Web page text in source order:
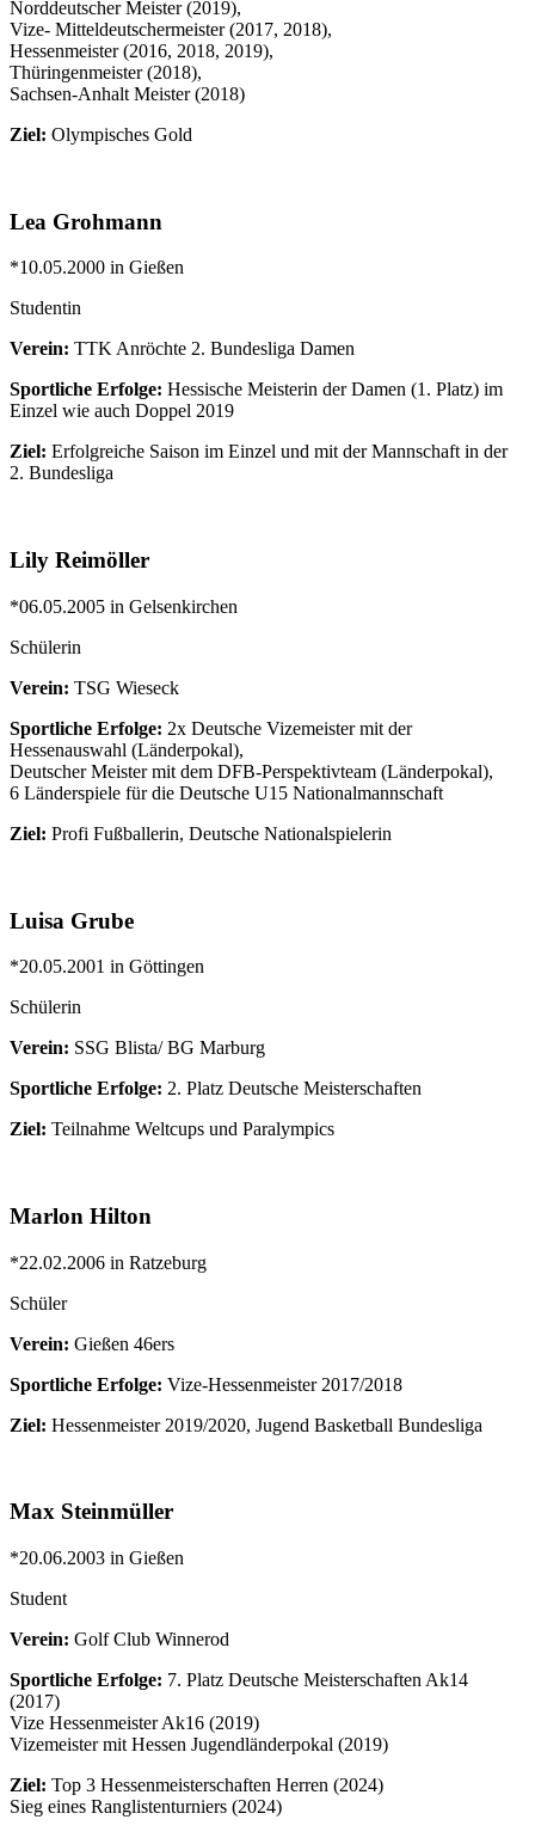
Norddeutscher Meister (2019),
Vize- Mitteldeutschermeister (2017, 2018),
Hessenmeister (2016, 2018, 2019),
Thüringenmeister (2018),
Sachsen-Anhalt Meister (2018)
Ziel: Olympisches Gold
Lea Grohmann
*10.05.2000 in Gießen
Studentin
Verein: TTK Anröchte 2. Bundesliga Damen
Sportliche Erfolge: Hessische Meisterin der Damen (1. Platz) im
Einzel wie auch Doppel 2019
Ziel: Erfolgreiche Saison im Einzel und mit der Mannschaft in der
2. Bundesliga
Lily Reimöller
*06.05.2005 in Gelsenkirchen
Schülerin
Verein: TSG Wieseck
Sportliche Erfolge: 2x Deutsche Vizemeister mit der
Hessenauswahl (Länderpokal),
Deutscher Meister mit dem DFB-Perspektivteam (Länderpokal),
6 Länderspiele für die Deutsche U15 Nationalmannschaft
Ziel: Profi Fußballerin, Deutsche Nationalspielerin
Luisa Grube
*20.05.2001 in Göttingen
Schülerin
Verein: SSG Blista/ BG Marburg
Sportliche Erfolge: 2. Platz Deutsche Meisterschaften
Ziel: Teilnahme Weltcups und Paralympics
Marlon Hilton
*22.02.2006 in Ratzeburg
Schüler
Verein: Gießen 46ers
Sportliche Erfolge: Vize-Hessenmeister 2017/2018
Ziel: Hessenmeister 2019/2020, Jugend Basketball Bundesliga
Max Steinmüller
*20.06.2003 in Gießen
Student
Verein: Golf Club Winnerod
Sportliche Erfolge: 7. Platz Deutsche Meisterschaften Ak14
(2017)
Vize Hessenmeister Ak16 (2019)
Vizemeister mit Hessen Jugendländerpokal (2019)
Ziel: Top 3 Hessenmeisterschaften Herren (2024)
Sieg eines Ranglistenturniers (2024)